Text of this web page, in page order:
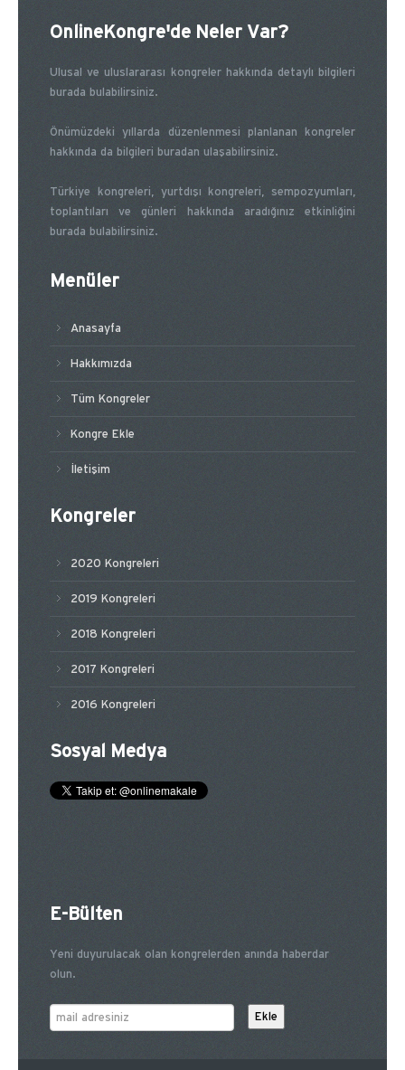
OnlineKongre'de Neler Var?
Ulusal ve uluslararası kongreler hakkında detaylı bilgileri
burada bulabilirsiniz.
Önümüzdeki yıllarda düzenlenmesi planlanan kongreler
hakkında da bilgileri buradan ulaşabilirsiniz.
Türkiye kongreleri, yurtdışı kongreleri, sempozyumları,
toplantıları ve günleri hakkında aradığınız etkinliğini
burada bulabilirsiniz.
Menüler
Anasayfa
Hakkımızda
Tüm Kongreler
Kongre Ekle
İletişim
Kongreler
2020 Kongreleri
2019 Kongreleri
2018 Kongreleri
2017 Kongreleri
2016 Kongreleri
Sosyal Medya
E-Bülten
Yeni duyurulacak olan kongrelerden anında haberdar
olun.